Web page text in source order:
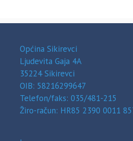
Općina Sikirevci
Ljudevita Gaja 4A
35224 Sikirevci
OIB: 58216299647
Telefon/faks: 035/481-215
Žiro-račun: HR85 2390 0011